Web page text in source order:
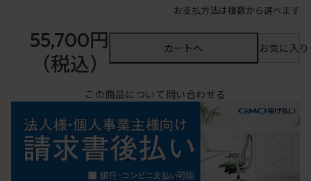
お支払方法は複数から選べます
55,700円
（税込）
カートへ お気に入
この商品について問い合わせる